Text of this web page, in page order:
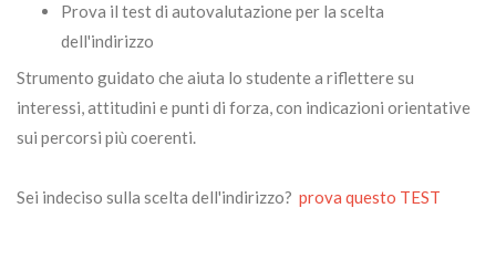
Prova il test di autovalutazione per la scelta
dell'indirizzo
Strumento guidato che aiuta lo studente a riflettere su
interessi, attitudini e punti di forza, con indicazioni orientative
sui percorsi più coerenti.
Sei indeciso sulla scelta dell'indirizzo? prova questo TEST